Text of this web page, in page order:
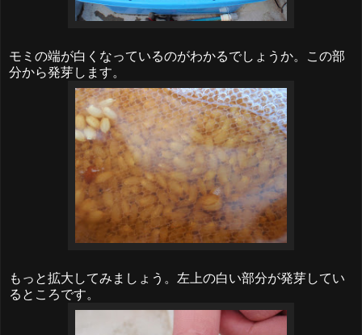
モミの端が白くなっているのがわかるでしょうか。この部
分から発芽します。
もっと拡大してみましょう。左上の白い部分が発芽してい
るところです。